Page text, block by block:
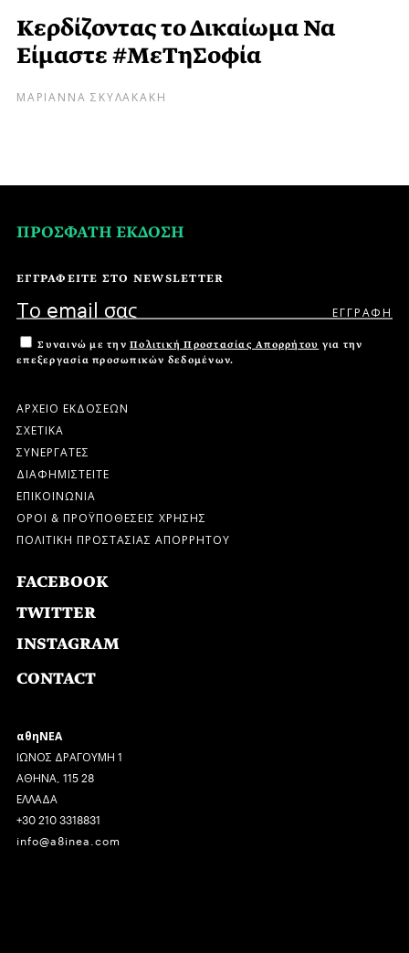
Κερδίζοντας το Δικαίωμα Να
Είμαστε #ΜεΤηΣοφία
ΜΑΡΙΑΝΝΑ ΣΚΥΛΑΚΑΚΗ
ΠΡΟΣΦΑΤΗ ΕΚΔΟΣΗ
ΕΓΓΡΑΦΕΙΤΕ ΣΤΟ NEWSLETTER
Συναινώ με την Πολιτική Προστασίας Απορρήτου για την
επεξεργασία προσωπικών δεδομένων.
ΑΡΧΕΙΟ ΕΚΔΟΣΕΩΝ
ΣΧΕΤΙΚΑ
ΣΥΝΕΡΓΑΤΕΣ
ΔΙΑΦΗΜΙΣΤΕΙΤΕ
ΕΠΙΚΟΙΝΩΝΙΑ
ΟΡΟΙ & ΠΡΟΫΠΟΘΕΣΕΙΣ ΧΡΗΣΗΣ
ΠΟΛΙΤΙΚΗ ΠΡΟΣΤΑΣΙΑΣ ΑΠΟΡΡΗΤΟΥ
FACEBOOK
TWITTER
INSTAGRAM
CONTACT
αθηΝΕΑ
ΙΩΝΟΣ ΔΡΑΓΟΥΜΗ 1
ΑΘΗΝΑ, 115 28
ΕΛΛΑΔΑ
+30 210 3318831
info@a8inea.com